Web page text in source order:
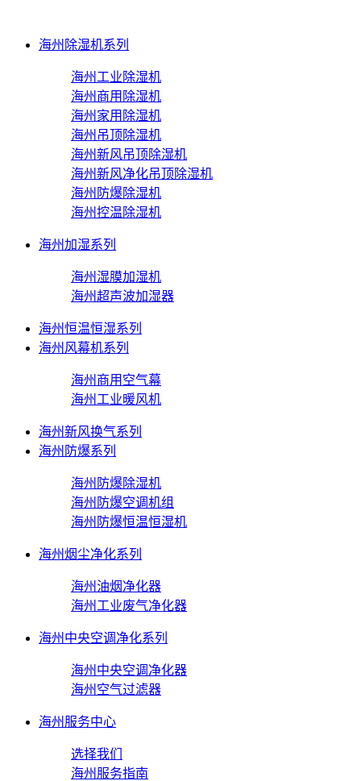
海州除湿机系列
海州工业除湿机
海州商用除湿机
海州家用除湿机
海州吊顶除湿机
海州新风吊顶除湿机
海州新风净化吊顶除湿机
海州防爆除湿机
海州控温除湿机
海州加湿系列
海州湿膜加湿机
海州超声波加湿器
海州恒温恒湿系列
海州风幕机系列
海州商用空气幕
海州工业暖风机
海州新风换气系列
海州防爆系列
海州防爆除湿机
海州防爆空调机组
海州防爆恒温恒湿机
海州烟尘净化系列
海州油烟净化器
海州工业废气净化器
海州中央空调净化系列
海州中央空调净化器
海州空气过滤器
海州服务中心
选择我们
海州服务指南